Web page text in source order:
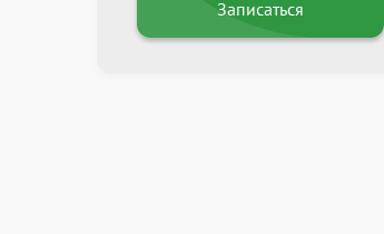
Записаться